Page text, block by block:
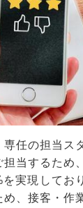
任の担当ス
当するため
実現してお
、接客・作